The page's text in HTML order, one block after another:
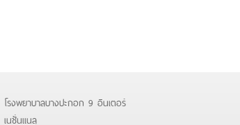
โรงพยาบาลบางปะกอก 9 อินเตอร์
เนชั่นแนล